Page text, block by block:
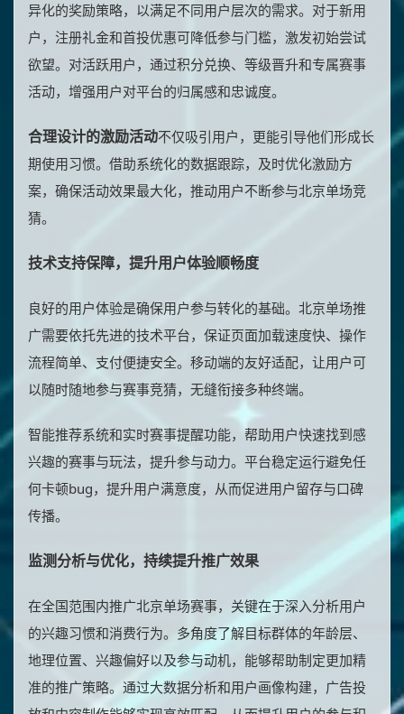
异化的奖励策略，以满足不同用户层次的需求。对于新用
户，注册礼金和首投优惠可降低参与门槛，激发初始尝试
欲望。对活跃用户，通过积分兑换、等级晋升和专属赛事
活动，增强用户对平台的归属感和忠诚度。
合理设计的激励活动不仅吸引用户，更能引导他们形成长
期使用习惯。借助系统化的数据跟踪，及时优化激励方
案，确保活动效果最大化，推动用户不断参与北京单场竞
猜。
技术支持保障，提升用户体验顺畅度
良好的用户体验是确保用户参与转化的基础。北京单场推
广需要依托先进的技术平台，保证页面加载速度快、操作
流程简单、支付便捷安全。移动端的友好适配，让用户可
以随时随地参与赛事竞猜，无缝衔接多种终端。
智能推荐系统和实时赛事提醒功能，帮助用户快速找到感
兴趣的赛事与玩法，提升参与动力。平台稳定运行避免任
何卡顿bug，提升用户满意度，从而促进用户留存与口碑
传播。
监测分析与优化，持续提升推广效果
在全国范围内推广北京单场赛事，关键在于深入分析用户
的兴趣习惯和消费行为。多角度了解目标群体的年龄层、
地理位置、兴趣偏好以及参与动机，能够帮助制定更加精
准的推广策略。通过大数据分析和用户画像构建，广告投